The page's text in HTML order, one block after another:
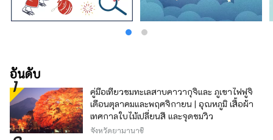
อันดับ
คู่มือเที่ยวชมทะเลสาบคาวากุจิและ ภูเขาไฟฟูจิ
เดือนตุลาคมและพฤศจิกายน | อุณหภูมิ เสื้อผ้า
เทศกาลใบไม้เปลี่ยนสี และจุดชมวิว
จังหวัดยามานาชิ